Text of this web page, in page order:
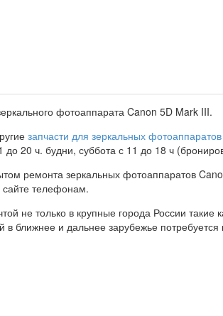
фотоаппарата Canon 5D Mark III.
запчасти для зеркальных
20 ч. будни, суббота с 11 до 18 ч
ремонта зеркальных фотоаппаратов
сайте телефонам.
не только в крупные города России
в ближнее и дальнее зарубежье потребуется